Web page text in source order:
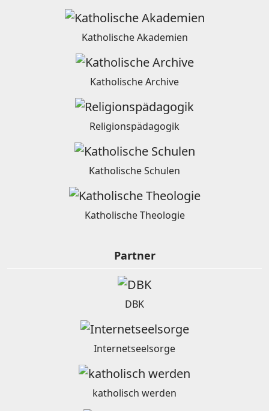
Katholische Akademien
Katholische Archive
Religionspädagogik
Katholische Schulen
Katholische Theologie
Partner
DBK
Internetseelsorge
katholisch werden